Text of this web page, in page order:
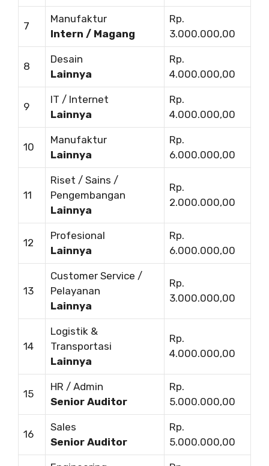
7
Manufaktur
Intern / Magang
Rp.
3.000.000,00
8
Desain
Lainnya
Rp.
4.000.000,00
9
IT / Internet
Lainnya
Rp.
4.000.000,00
10
Manufaktur
Lainnya
Rp.
6.000.000,00
11
Riset / Sains /
Pengembangan
Lainnya
Rp.
2.000.000,00
12
Profesional
Lainnya
Rp.
6.000.000,00
13
Customer Service /
Pelayanan
Lainnya
Rp.
3.000.000,00
14
Logistik &
Transportasi
Lainnya
Rp.
4.000.000,00
15
HR / Admin
Senior Auditor
Rp.
5.000.000,00
16
Sales
Senior Auditor
Rp.
5.000.000,00